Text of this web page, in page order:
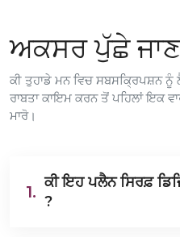
ਅਕਸਰ ਪੁੱਛੇ
ਕੀ ਤੁਹਾਡੇ ਮਨ ਵਿਚ ਸਬਸਕ੍ਰਿਪਸ਼ਨ
ਰਾਬਤਾ ਕਾਇਮ ਕਰਨ ਤੋਂ ਪਹਿਲਾਂ ਇਕ
ਮਾਰੋ।
1. ਕੀ ਇਹ ਪਲੈਨ ਸਿਰਫ਼
?